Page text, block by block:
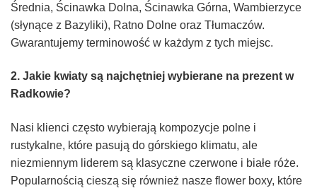
Średnia, Ścinawka Dolna, Ścinawka Górna, Wambierzyce
(słynące z Bazyliki), Ratno Dolne oraz Tłumaczów.
Gwarantujemy terminowość w każdym z tych miejsc.
2. Jakie kwiaty są najchętniej wybierane na prezent w
Radkowie?
Nasi klienci często wybierają kompozycje polne i
rustykalne, które pasują do górskiego klimatu, ale
niezmiennym liderem są klasyczne czerwone i białe róże.
Popularnością cieszą się również nasze flower boxy, które